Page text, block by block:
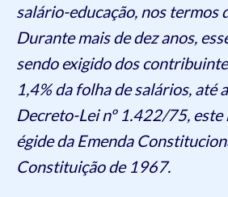
salário-educação, nos termos
Durante mais de dez anos,
sendo exigido dos
1,4% da folha de salários, até
Decreto-Lei nº 1.422/75, este
égide da Emenda
Constituição de 1967.